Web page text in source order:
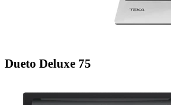
Dueto Deluxe 75